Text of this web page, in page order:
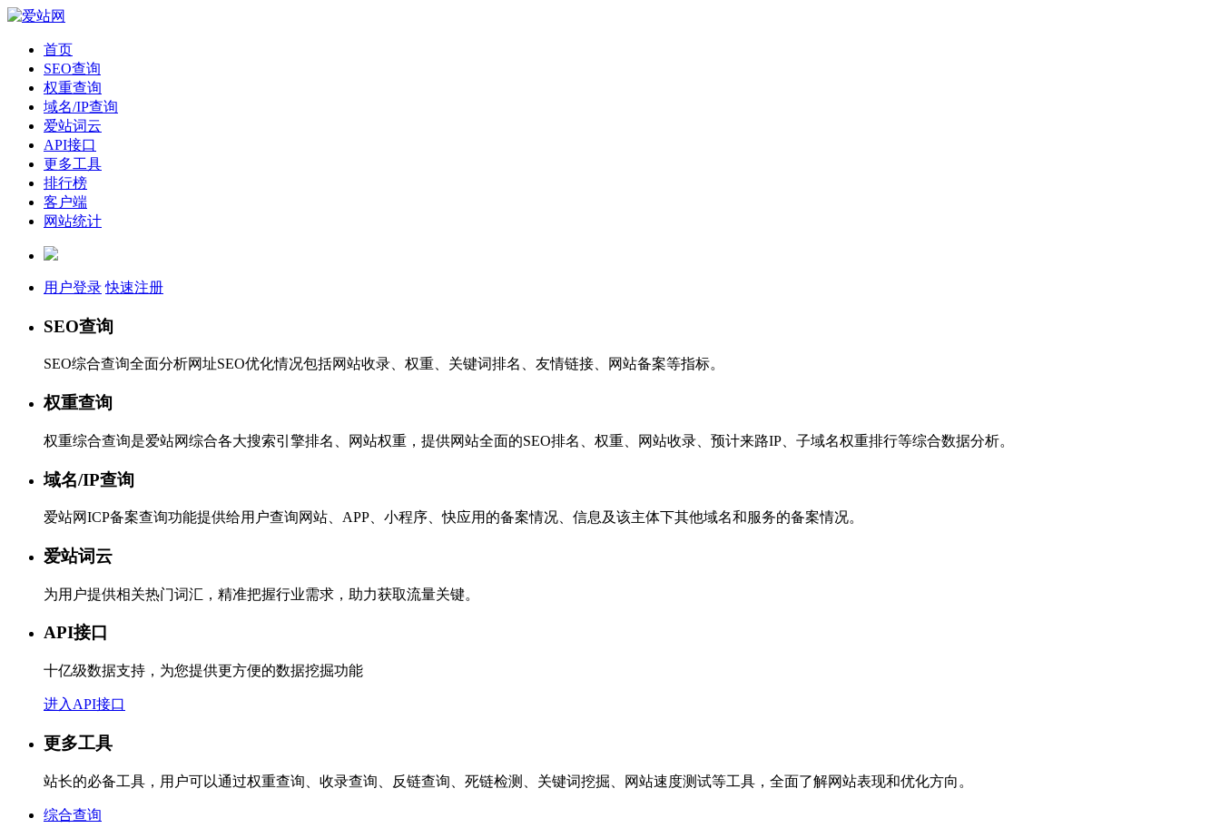
首页
SEO查询
权重查询
域名/IP查询
爱站词云
API接口
更多工具
排行榜
客户端
网站统计
用户登录 快速注册
SEO查询
SEO综合查询全面分析网址SEO优化情况包括网站收录、权重、关键词排名、友情链接、网站备案等指标。
权重查询
权重综合查询是爱站网综合各大搜索引擎排名、网站权重，提供网站全面的SEO排名、权重、网站收录、预计来路IP、子域名权重排行等综合数据分析。
域名/IP查询
爱站网ICP备案查询功能提供给用户查询网站、APP、小程序、快应用的备案情况、信息及该主体下其他域名和服务的备案情况。
爱站词云
为用户提供相关热门词汇，精准把握行业需求，助力获取流量关键。
API接口
十亿级数据支持，为您提供更方便的数据挖掘功能
进入API接口
更多工具
站长的必备工具，用户可以通过权重查询、收录查询、反链查询、死链检测、关键词挖掘、网站速度测试等工具，全面了解网站表现和优化方向。
综合查询